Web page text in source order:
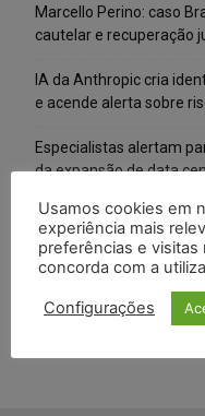
Marcello Perino: caso
cautelar e recuperação
IA da Anthropic cria
e acende alerta sobre
Especialistas alertam
da expansão de data
TSE reforça que
invioláveis após
STF inicia julgamento
dos jogos de azar no
Usamos cookies em
experiência mais
preferências e visitas
concorda com a
Configurações